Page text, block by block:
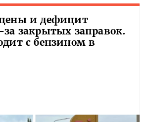
и дефицит
закрытых заправок.
с бензином в